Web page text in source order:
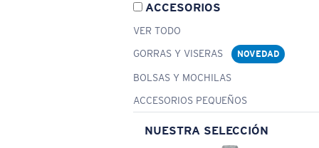
ACCESORIOS
VER TODO
GORRAS Y VISERAS
NOVEDAD
BOLSAS Y MOCHILAS
ACCESORIOS PEQUEÑOS
NUESTRA SELECCIÓN